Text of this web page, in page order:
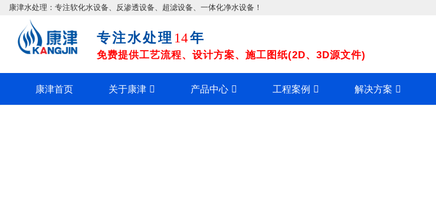
康津水处理：专注软化水设备、反渗透设备、超滤设备、一体化净水设备！
专注水处理 14年
免费提供工艺流程、设计方案、施工图纸(2D、3D源文件)
康津首页 关于康津 产品中心 工程案例 解决方案